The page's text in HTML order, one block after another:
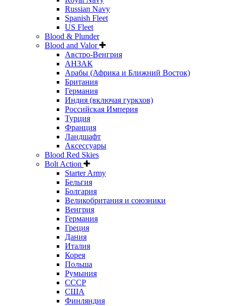
Russian Navy
Spanish Fleet
US Fleet
Blood & Plunder
Blood and Valor
Австро-Венгрия
АНЗАК
Арабы (Африка и Ближний Восток)
Британия
Германия
Индия (включая гуркхов)
Российская Империя
Турция
Франция
Ландшафт
Аксессуары
Blood Red Skies
Bolt Action
Starter Army
Бельгия
Болгария
Великобритания и союзники
Венгрия
Германия
Греция
Дания
Италия
Корея
Польша
Румыния
СССР
США
Финляндия